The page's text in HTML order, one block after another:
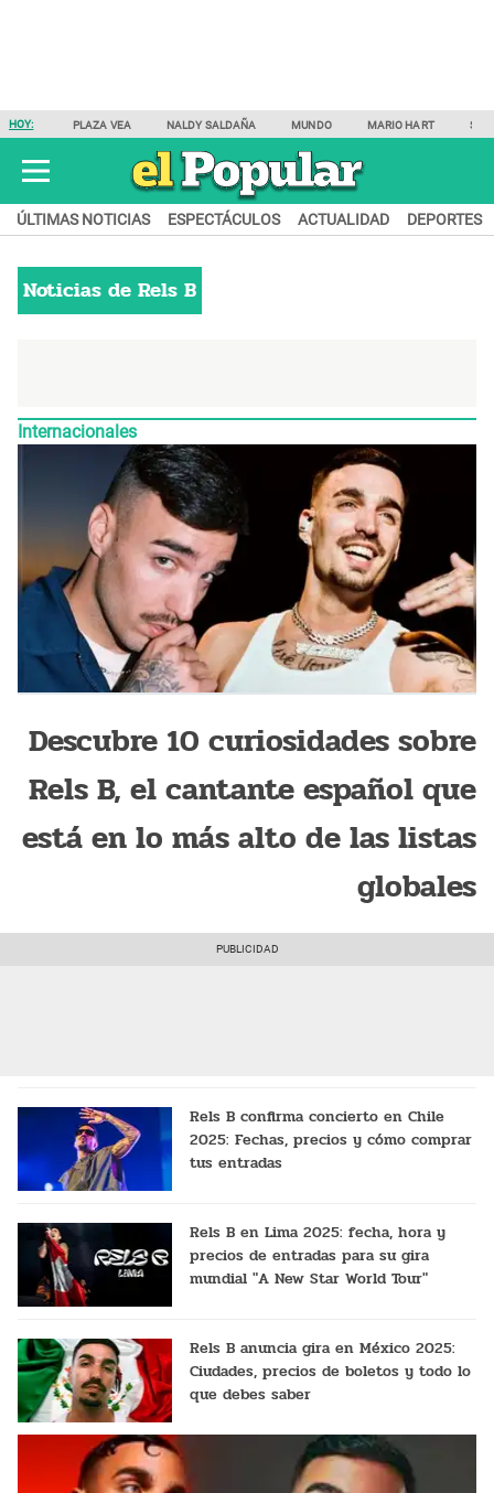
HOY: PLAZA VEA NALDY SALDAÑA MUNDO MARIO HART
ÚLTIMAS NOTICIAS ESPECTÁCULOS ACTUALIDAD DEPORTES
Noticias de Rels B
Internacionales
Descubre 10 curiosidades sobre
Rels B, el cantante español que
está en lo más alto de las listas
globales
Rels B confirma concierto en Chile
2025: Fechas, precios y cómo comprar
tus entradas
Rels B en Lima 2025: fecha, hora y
precios de entradas para su gira
mundial "A New Star World Tour"
Rels B anuncia gira en México 2025:
Ciudades, precios de boletos y todo lo
que debes saber